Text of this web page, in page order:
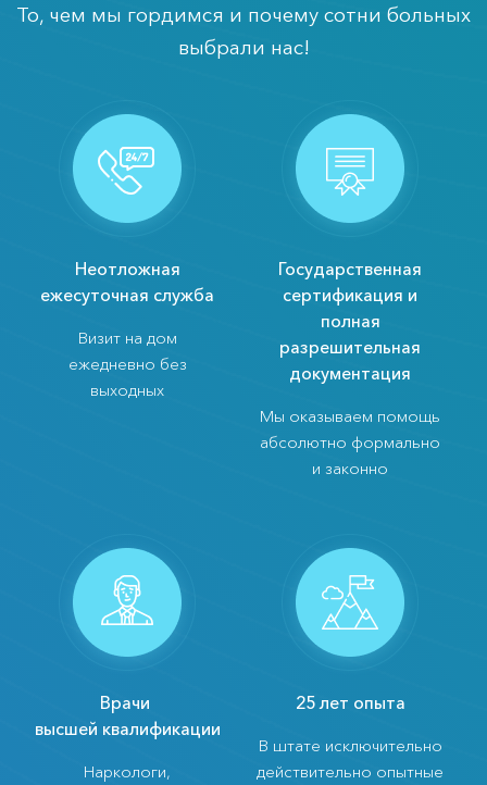
То, чем мы гордимся и почему сотни больных
выбрали нас!
Неотложная
ежесуточная служба
Визит на дом
ежедневно без
выходных
Государственная
сертификация и
полная
разрешительная
документация
Мы оказываем помощь
абсолютно формально
и законно
Врачи
высшей квалификации
Наркологи,
25 лет опыта
В штате исключительно
действительно опытные